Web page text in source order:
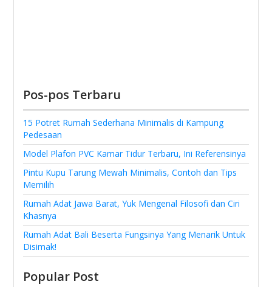
Pos-pos Terbaru
15 Potret Rumah Sederhana Minimalis di Kampung
Pedesaan
Model Plafon PVC Kamar Tidur Terbaru, Ini Referensinya
Pintu Kupu Tarung Mewah Minimalis, Contoh dan Tips
Memilih
Rumah Adat Jawa Barat, Yuk Mengenal Filosofi dan Ciri
Khasnya
Rumah Adat Bali Beserta Fungsinya Yang Menarik Untuk
Disimak!
Popular Post